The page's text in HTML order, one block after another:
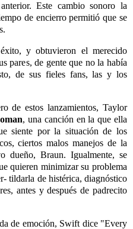
Este cambio sonoro la
de encierro permitió que se
y obtuvieron el merecido
pares, de gente que no la había
de sus fieles fans, las y los
de estos lanzamientos, Taylor
, una canción en la que ella
siente por la situación de los
ciertos malos manejos de la
dueño, Braun. Igualmente, se
quieren minimizar su problema
tildarla de histérica, diagnóstico
antes y después de padrecito
de emoción, Swift dice "Every